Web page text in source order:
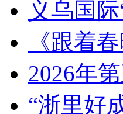
义乌国
《跟着
2026年
“浙里好